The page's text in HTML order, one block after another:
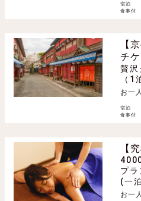
宿泊
食事付
【
チケ
贅沢
（1
お一
宿泊
食事付
【
プラ
(一
お一